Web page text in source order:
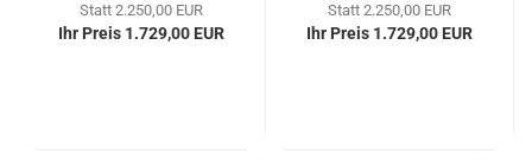
Statt 2.250,00 EUR
Ihr Preis 1.729,00 EUR
Statt 2.250,00 EUR
Ihr Preis 1.729,00 EUR